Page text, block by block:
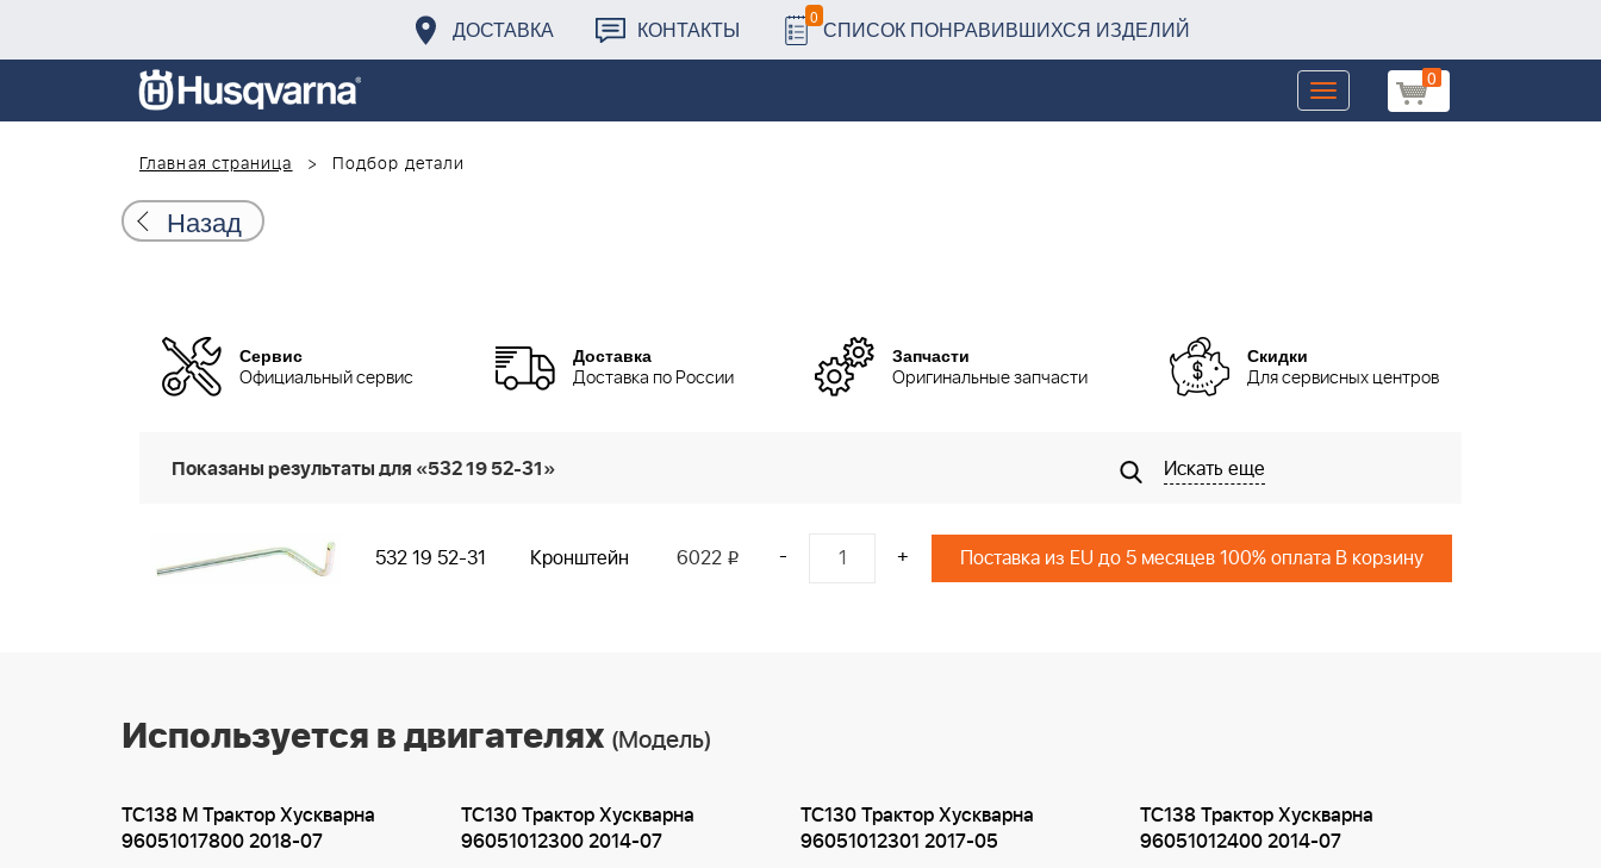
ДОСТАВКА КОНТАКТЫ 0 СПИСОК ПОНРАВИВШИХСЯ ИЗДЕЛИЙ
0
Toggle
navigation
Главная страница
Подбор детали
Назад
Сервис
Официальный сервис
Доставка
Доставка по России
Запчасти
Оригинальные запчасти
Скидки
Для сервисных центров
Показаны результаты для «532 19 52-31» Искать еще
532 19 52-31 Кронштейн 6022 i - + Поставка из EU до 5 месяцев 100% оплата В корзину
Используется в двигателях (Модель)
TC138 M Трактор Хускварна
96051017800 2018-07
TC130 Трактор Хускварна
96051012300 2014-07
TC130 Трактор Хускварна
96051012301 2017-05
TC138 Трактор Хускварна
96051012400 2014-07